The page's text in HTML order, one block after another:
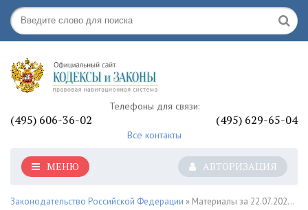
Телефоны для связи:
(495) 606-36-02 (495) 629-65-04
Все контакты
АВТОРИЗАЦИЯ
МЕНЮ
Законодательство Российской Федерации » Материалы за 22.07.2020 » Страница 8